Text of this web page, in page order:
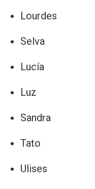
Lourdes
Selva
Lucía
Luz
Sandra
Tato
Ulises